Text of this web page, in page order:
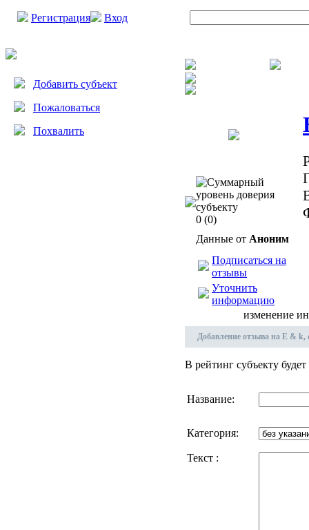
Регистрация Вход
Добавить субъект
Пожаловаться
Похвалить
0 (0)
Данные от Аноним
Подписаться на
отзывы
Уточнить
информацию
изменение
Добавление отзыва на E & k,
В рейтинг субъекту
Название:
Категория:
Текст :